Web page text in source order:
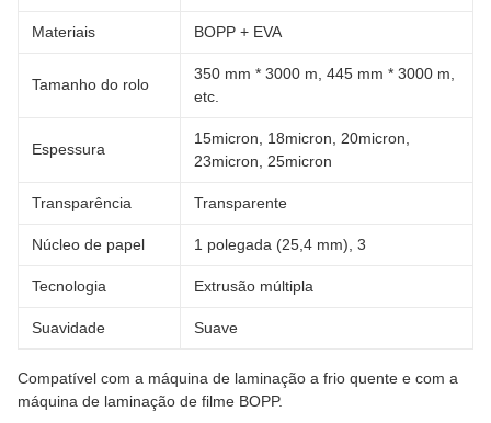
Materiais BOPP + EVA
Tamanho do rolo
350 mm * 3000 m, 445 mm * 3000 m,
etc.
Espessura
15micron, 18micron, 20micron,
23micron, 25micron
Transparência Transparente
Núcleo de papel 1 polegada (25,4 mm), 3
Tecnologia Extrusão múltipla
Suavidade Suave
Compatível com a máquina de laminação a frio quente e com a
máquina de laminação de filme BOPP.